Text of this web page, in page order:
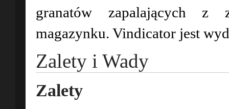
granatów zapalających z
magazynku. Vindicator jest
Zalety i Wady
Zalety